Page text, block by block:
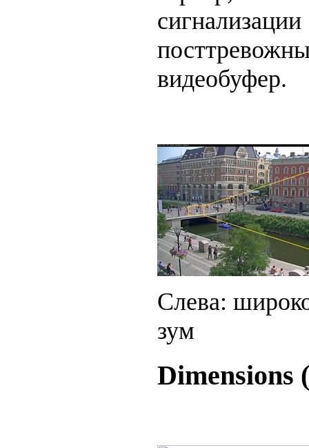
видеобуфер.
Слева:
зум
Dimensions